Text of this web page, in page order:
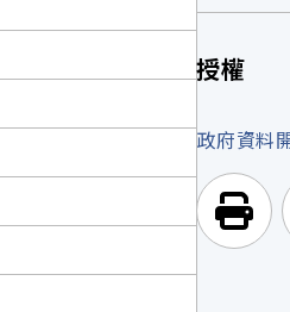
授權
政府資料
列